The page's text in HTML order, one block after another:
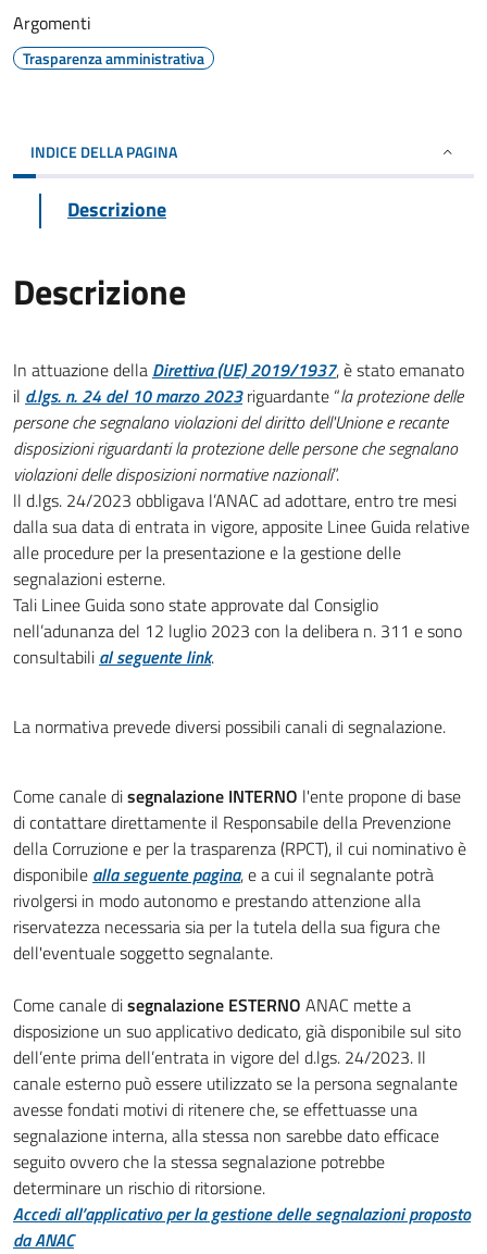
Argomenti
Trasparenza amministrativa
INDICE DELLA PAGINA
Descrizione
Descrizione
In attuazione della Direttiva (UE) 2019/1937, è stato emanato
il d.lgs. n. 24 del 10 marzo 2023riguardante “la protezione delle
persone che segnalano violazioni del diritto dell'Unione e recante
disposizioni riguardanti la protezione delle persone che segnalano
violazioni delle disposizioni normative nazionali”.
ll d.lgs. 24/2023 obbligava l’ANAC ad adottare, entro tre mesi
dalla sua data di entrata in vigore, apposite Linee Guida relative
alle procedure per la presentazione e la gestione delle
segnalazioni esterne.
Tali Linee Guida sono state approvate dal Consiglio
nell’adunanza del 12 luglio 2023 con la delibera n. 311 e sono
consultabili al seguente link.
La normativa prevede diversi possibili canali di segnalazione.
Come canale disegnalazione INTERNO l'ente propone di base
di contattare direttamente il Responsabile della Prevenzione
della Corruzione e per la trasparenza (RPCT), il cui nominativo è
disponibile alla seguente pagina, e a cui il segnalante potrà
rivolgersi in modo autonomo e prestando attenzione alla
riservatezza necessaria sia per la tutela della sua figura che
dell'eventuale soggetto segnalante.
Come canale disegnalazione ESTERNO ANAC mette a
disposizione un suo applicativo dedicato, già disponibile sul sito
dell’ente prima dell’entrata in vigore del d.lgs. 24/2023. Il
canale esterno può essere utilizzato se la persona segnalante
avesse fondati motivi di ritenere che, se effettuasse una
segnalazione interna, alla stessa non sarebbe dato efficace
seguito ovvero che la stessa segnalazione potrebbe
determinare un rischio di ritorsione.
Accedi all’applicativo per la gestione delle segnalazioni proposto
da ANAC